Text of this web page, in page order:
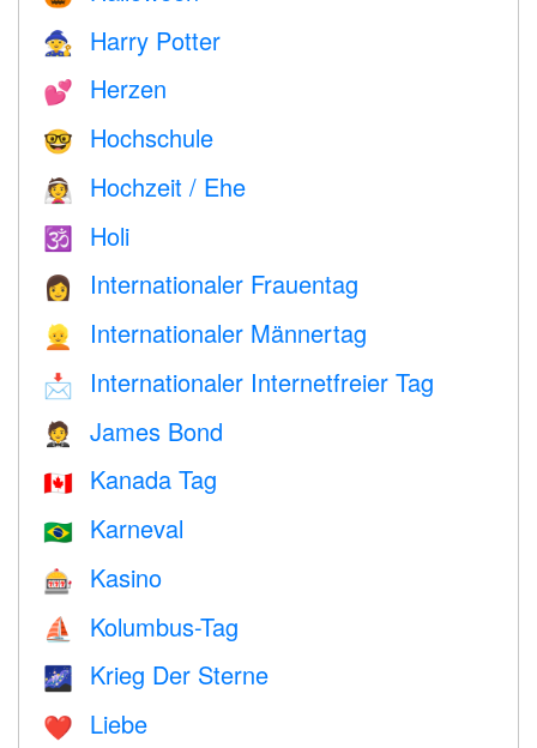
🧙 Harry Potter
💕 Herzen
🤓 Hochschule
👰 Hochzeit / Ehe
🕉 Holi
👩 Internationaler Frauentag
👱 Internationaler Männertag
📩 Internationaler Internetfreier Tag
🤵 James Bond
🇨🇦 Kanada Tag
🇧🇷 Karneval
🎰 Kasino
⛵️ Kolumbus-Tag
🌌 Krieg Der Sterne
❤️️ Liebe